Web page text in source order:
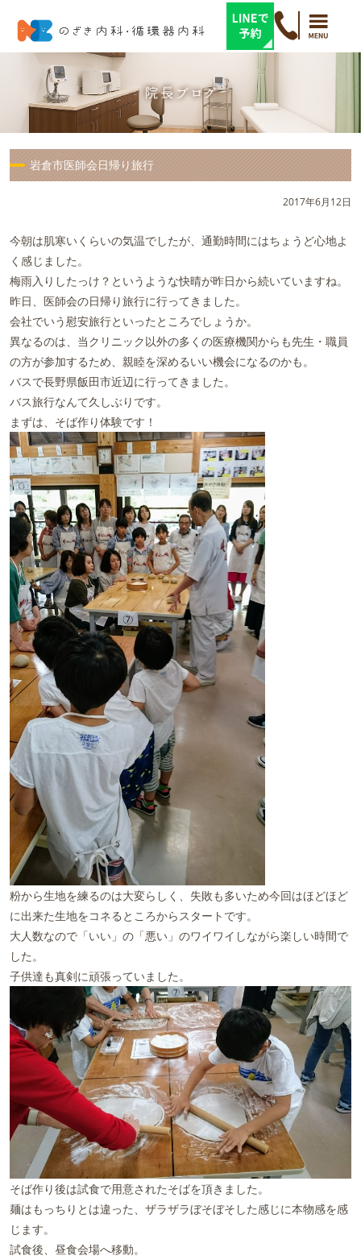
岩倉市医師会日帰り旅行
2017年6月12日
今朝は肌寒いくらいの気温でしたが、通勤時間にはちょうど心地よ
く感じました。
梅雨入りしたっけ？というような快晴が昨日から続いていますね。
昨日、医師会の日帰り旅行に行ってきました。
会社でいう慰安旅行といったところでしょうか。
異なるのは、当クリニック以外の多くの医療機関からも先生・職員
の方が参加するため、親睦を深めるいい機会になるのかも。
バスで長野県飯田市近辺に行ってきました。
バス旅行なんて久しぶりです。
まずは、そば作り体験です！
粉から生地を練るのは大変らしく、失敗も多いため今回はほどほど
に出来た生地をコネるところからスタートです。
大人数なので「いい」の「悪い」のワイワイしながら楽しい時間で
した。
子供達も真剣に頑張っていました。
そば作り後は試食で用意されたそばを頂きました。
麺はもっちりとは違った、ザラザラぼそぼそした感じに本物感を感
じます。
試食後、昼食会場へ移動。